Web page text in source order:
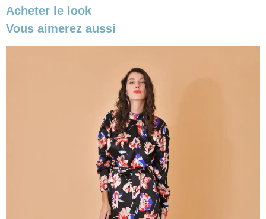
Acheter le look
Vous aimerez aussi